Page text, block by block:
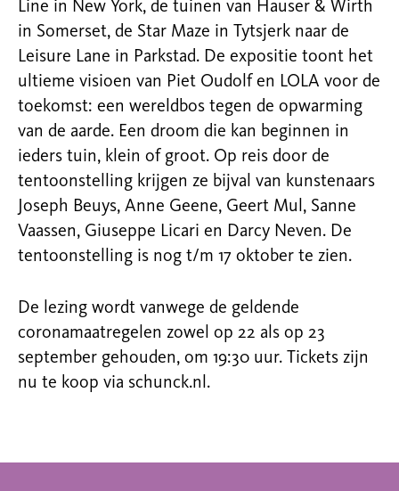
Line in New York, de tuinen van Hauser & Wirth
in Somerset, de Star Maze in Tytsjerk naar de
Leisure Lane in Parkstad. De expositie toont het
ultieme visioen van Piet Oudolf en LOLA voor de
toekomst: een wereldbos tegen de opwarming
van de aarde. Een droom die kan beginnen in
ieders tuin, klein of groot. Op reis door de
tentoonstelling krijgen ze bijval van kunstenaars
Joseph Beuys, Anne Geene, Geert Mul, Sanne
Vaassen, Giuseppe Licari en Darcy Neven. De
tentoonstelling is nog t/m 17 oktober te zien.
De lezing wordt vanwege de geldende
coronamaatregelen zowel op 22 als op 23
september gehouden, om 19:30 uur. Tickets zijn
nu te koop via schunck.nl.